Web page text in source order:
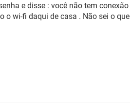
e disse : você não tem conexão
o wi-fi daqui de casa . Não sei o que